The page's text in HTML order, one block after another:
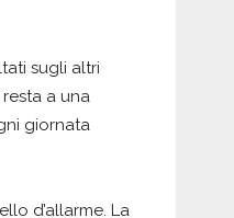
sugli altri
a una
giornata
d’allarme. La